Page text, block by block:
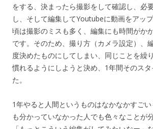
をする、決まったら撮影をして確認し、必
し、そして編集してYoutubeに動画をアッ
頃は撮影のミスも多く、編集にも時間がか
です。そのため、撮り方（カメラ設定）、
度決めたものにしてしまい、同じことを繰
慣れるようにしようと決め、1年間そのス
た。
1年やると人間というものはなかなかすご
も分かっていなかった人でも色々なことが